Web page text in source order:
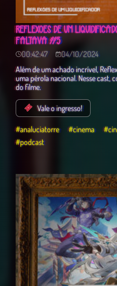
REFLEXÕES DE UM
FALTAVA #5
00:42:47
04/10/2024
Além de um achado incrível,
uma pérola nacional. Nesse cast,
do filme.
Vale o ingresso!
#analuciatorre #cinema
#podcast